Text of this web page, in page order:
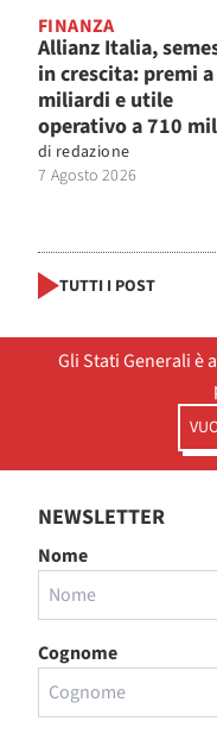
FINANZA
Allianz Italia,
in crescita: premi
miliardi e utile
operativo a 710
di redazione
7 Agosto 2026
TUTTI I POST
Gli Stati Generali è
NEWSLETTER
Nome
Cognome